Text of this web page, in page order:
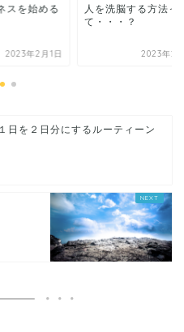
スを始める
2023年2月1日
人を洗脳する方法っ
て・・・？
2023年2
日を２日分にするルーティーン